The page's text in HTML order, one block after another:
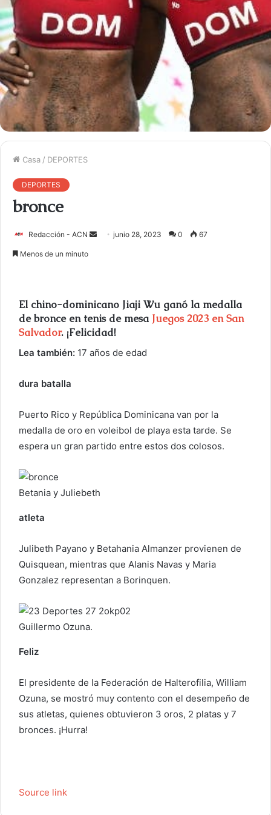
Casa / DEPORTES
DEPORTES
bronce
Redacción - ACN
r
u
n
c
e
t
i
c
o
junio 28, 2023 0 67
Menos de un minuto
El chino-dominicano Jiaji Wu ganó la medalla
de bronce en tenis de mesa Juegos 2023 en San
Salvador. ¡Felicidad!
Lea también: 17 años de edad
dura batalla
Puerto Rico y República Dominicana van por la
medalla de oro en voleibol de playa esta tarde. Se
espera un gran partido entre estos dos colosos.
Betania y Juliebeth
atleta
Julibeth Payano y Betahania Almanzer provienen de
Quisquean, mientras que Alanis Navas y Maria
Gonzalez representan a Borinquen.
Guillermo Ozuna.
Feliz
El presidente de la Federación de Halterofilia, William
Ozuna, se mostró muy contento con el desempeño de
sus atletas, quienes obtuvieron 3 oros, 2 platas y 7
bronces. ¡Hurra!
Source link